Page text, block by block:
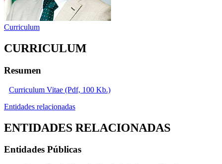
Curriculum
CURRICULUM
Resumen
Curriculum Vitae (Pdf, 100 Kb.)
Entidades relacionadas
ENTIDADES RELACIONADAS
Entidades Públicas